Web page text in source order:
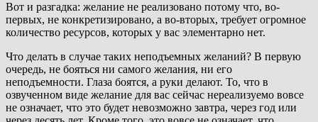
Вот и разгадка: желание не реализовано потому что, во-
первых, не конкретизировано, а во-вторых, требует огромное
количество ресурсов, которых у вас элементарно нет.
Что делать в случае таких неподъемных желаний? В первую
очередь, не бояться ни самого желания, ни его
неподъемности. Глаза боятся, а руки делают. То, что в
озвученном виде желание для вас сейчас нереализуемо вовсе
не означает, что это будет невозможно завтра, через год или